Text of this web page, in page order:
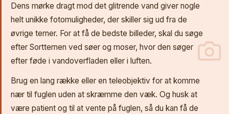
Dens mørke dragt mod det glitrende vand giver nogle
helt unikke fotomuligheder, der skiller sig ud fra de
øvrige terner. For at få de bedste billeder, skal du søge
efter Sortternen ved søer og moser, hvor den søger
efter føde i vandoverfladen eller i luften.
Brug en lang række eller en teleobjektiv for at komme
nær til fuglen uden at skræmme den væk. Og husk at
være patient og til at vente på fuglen, så du kan få de